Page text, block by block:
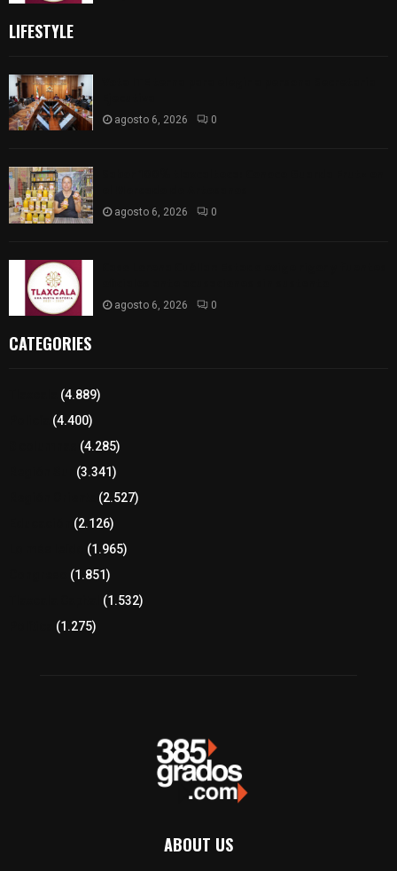
LIFESTYLE
agosto 6, 2026 0
agosto 6, 2026 0
agosto 6, 2026 0
CATEGORIES
(4.889)
(4.400)
(4.285)
(3.341)
(2.527)
(2.126)
(1.965)
(1.851)
(1.532)
(1.275)
ABOUT US